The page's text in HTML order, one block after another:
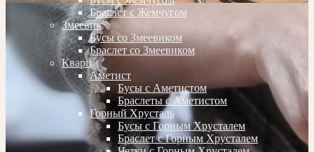
Браслет с Жемчугом
Змеевик
Бусы со Змеевиком
Браслет со Змеевиком
Кварц
Аметист
Бусы с Аметистом
Браслеты с Аметистом
Горный Хрусталь
Бусы с Горным Хрусталем
Браслет с Горным Хрусталем